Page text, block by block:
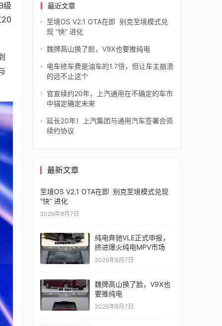
级
20
最近文章
至境OS V2.1 OTA在即 别克至境模式兑
现 “快” 进化
魏牌高山换了脸，V9X也要推纯电
电车修车费是油车的1.7倍，但让车主崩溃
的远不止这个
官宣续约20年，上汽通用在不确定的车市
中锚定确定未来
延长20年！上汽集团与通用汽车签署合资
续约协议
最新文章
至境OS V2.1 OTA在即 别克至境模式兑现
“快” 进化
2026年8月7日
纯电奔驰VLE正式申报，
挤进爆火纯电MPV市场
2026年8月7日
魏牌高山换了脸，V9X也
要推纯电
2026年8月7日